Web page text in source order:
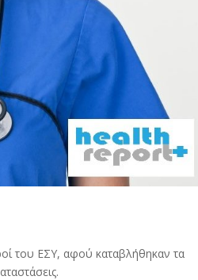
του ΕΣΥ, αφού καταβλήθηκαν τα